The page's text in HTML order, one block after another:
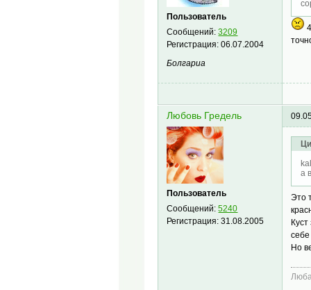
Пользователь
Сообщений:3209
Регистрация:06.07.2004
Болгариа
Любовь Гредель
Пользователь
Сообщений:5240
Регистрация:31.08.2005
а
Это
Но